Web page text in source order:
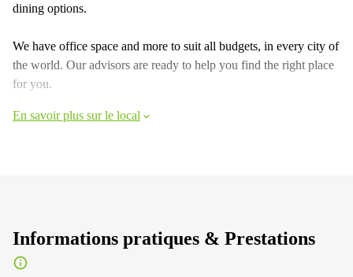
dining options.
We have office space and more to suit all budgets, in every city of
the world. Our advisors are ready to help you find the right place
for you.
En savoir plus sur le local
Informations pratiques & Prestations